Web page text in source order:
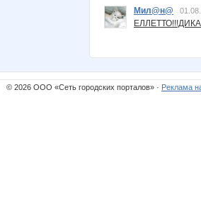
Мил@н@
© 2026 ООО «Сеть городских порталов» · Реклама